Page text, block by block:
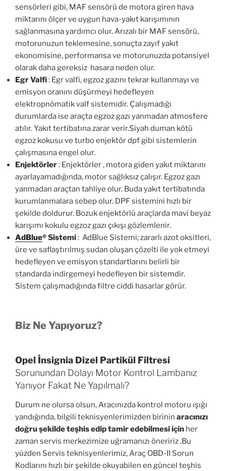
sensörleri gibi, MAF sensörü de motora giren hava
miktarını ölçer ve uygun hava-yakıt karışımının
sağlanmasına yardımcı olur. Arızalı bir MAF sensörü,
motorunuzun teklemesine, sonuçta zayıf yakıt
ekonomisine, performansa ve motorunuzda potansiyel
olarak daha gereksiz hasara neden olur.
Egr Valfi: Egr valfi, egzoz gazını tekrar kullanmayı ve
emisyon oranını düşürmeyi hedefleyen
elektropnömatik valf sistemidir. Çalışmadığı
durumlarda ise araçta egzoz gazı yanmadan atmosfere
atılır. Yakıt tertibatına zarar verir.Siyah duman kötü
egzoz kokusu ve turbo enjektör dpf gibi sistemlerin
çalışmasına engel olur.
Enjektörler: Enjektörler , motora giden yakıt miktarını
ayarlayamadığında, motor sağlıksız çalışır. Egzoz gazı
yanmadan araçtan tahliye olur. Buda yakıt tertibatında
kurumlanmalara sebep olur. DPF sistemini hızlı bir
şekilde doldurur. Bozuk enjektörlü araçlarda mavi beyaz
karışımı kokulu egzoz gazı çıkışı gözlemlenir.
AdBlue®Sistemi: AdBlue Sistemi; zararlı azot oksitleri,
üre ve saflaştırılmış sudan oluşan çözelti ile yok etmeyi
hedefleyen ve emisyon standartlarını belirli bir
standarda indirgemeyi hedefleyen bir sistemdir.
Sistem çalışmadığında filtre ciddi hasarlar görür.
Biz Ne Yapıyoruz?
Opel İnsignia Dizel Partikül Filtresi
Sorunundan Dolayı Motor Kontrol Lambanız
Yanıyor Fakat Ne Yapılmalı?
Durum ne olursa olsun, Aracınızda kontrol motoru ışığı
yandığında, bilgili teknisyenlerimizden birinin aracınızı
doğru şekilde teşhis edip tamir edebilmesi için her
zaman servis merkezimize uğramanızı öneririz .Bu
yüzden Servis teknisyenlerimiz, Araç OBD-II Sorun
Kodlarını hızlı bir şekilde okuyabilen en güncel teşhis